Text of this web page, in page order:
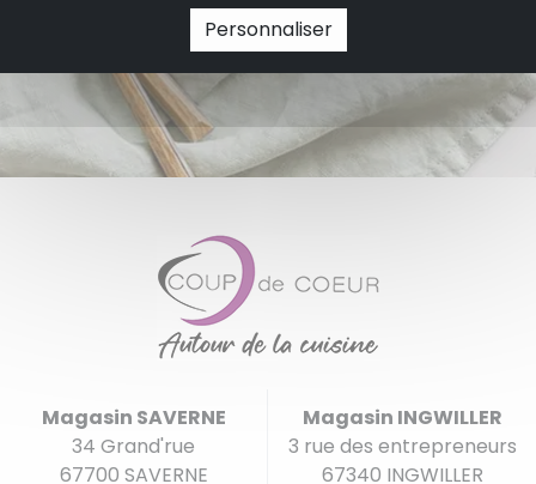
Magasin SAVERNE
34 Grand'rue
67700 SAVERNE
Magasin INGWILLER
3 rue des entrepreneurs
67340 INGWILLER
Personnaliser